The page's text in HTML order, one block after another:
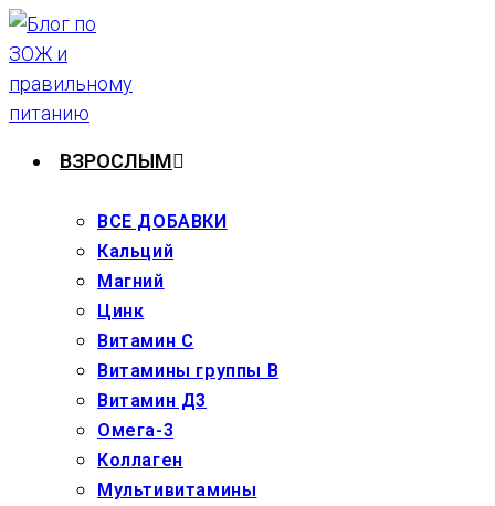
Перейти
к
содержимому
ВЗРОСЛЫМ
ВСЕ ДОБАВКИ
Кальций
Магний
Цинк
Витамин С
Витамины группы В
Витамин Д3
Омега-3
Коллаген
Мультивитамины